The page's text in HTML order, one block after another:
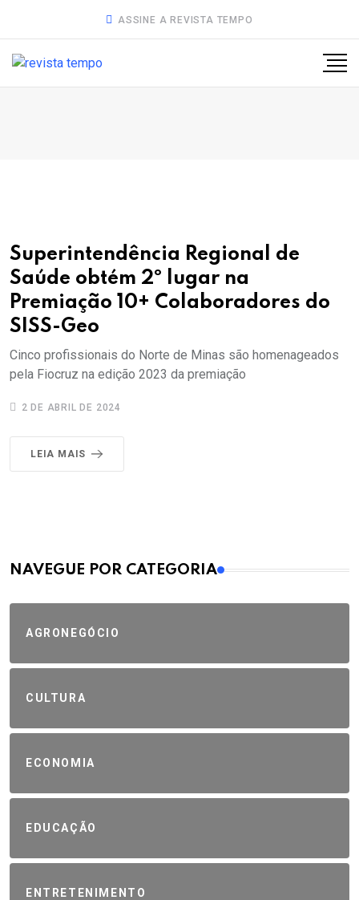
ASSINE A REVISTA TEMPO
Superintendência Regional de
Saúde obtém 2º lugar na
Premiação 10+ Colaboradores do
SISS-Geo
Cinco profissionais do Norte de Minas são homenageados
pela Fiocruz na edição 2023 da premiação
2 DE ABRIL DE 2024
LEIA MAIS
MAIS VISTOS
NAVEGUE POR CATEGORIA
AGRONEGÓCIO
CULTURA
ECONOMIA
EDUCAÇÃO
ENTRETENIMENTO